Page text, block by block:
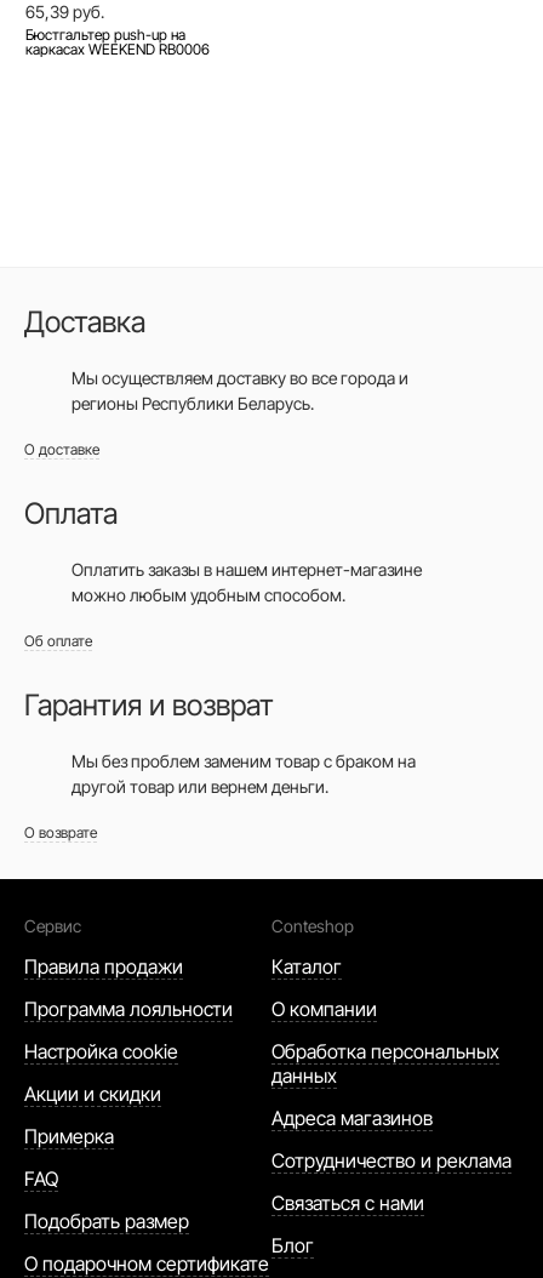
65,39 руб.
Бюстгальтер push-up на
каркасах WEEKEND RB0006
Доставка
Мы осуществляем доставку во все городаи
регионы Республики Беларусь.
О доставке
Оплата
Оплатить заказы в нашем интернет-магазине
можно любым удобным способом.
Об оплате
Гарантия и возврат
Мы без проблем заменим товар с браком на
другой товар или вернем деньги.
О возврате
Сервис
Правила продажи
Программа лояльности
Настройка cookie
Акции и скидки
Примерка
FAQ
Подобрать размер
О подарочном сертификате
Conteshop
Каталог
О компании
Обработка персональных
данных
Адреса магазинов
Сотрудничество и реклама
Связаться с нами
Блог